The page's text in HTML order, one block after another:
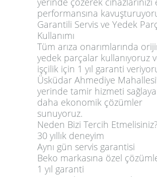
performansına
Garantili Servis ve Yedek
Kullanımı
Tüm arıza onarımlarında
yedek parçalar kullanıyoruz
işçilik için 1 yıl garanti
Üsküdar Ahmediye
yerinde tamir hizmeti
daha ekonomik çözümler
sunuyoruz.
Neden Bizi Tercih Etmelisiniz?
30 yıllık deneyim
Aynı gün servis garantisi
Beko markasına özel
1 yıl garanti